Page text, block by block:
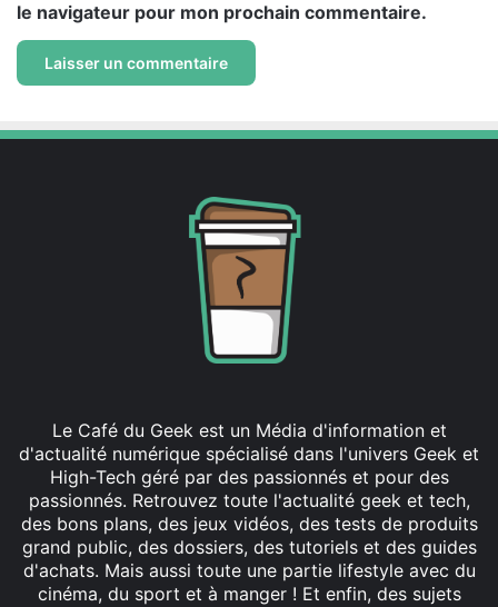
le navigateur pour mon prochain commentaire.
Le Café du Geek est un Média d'information et
d'actualité numérique spécialisé dans l'univers Geek et
High-Tech géré par des passionnés et pour des
passionnés. Retrouvez toute l'actualité geek et tech,
des bons plans, des jeux vidéos, des tests de produits
grand public, des dossiers, des tutoriels et des guides
d'achats. Mais aussi toute une partie lifestyle avec du
cinéma, du sport et à manger ! Et enfin, des sujets